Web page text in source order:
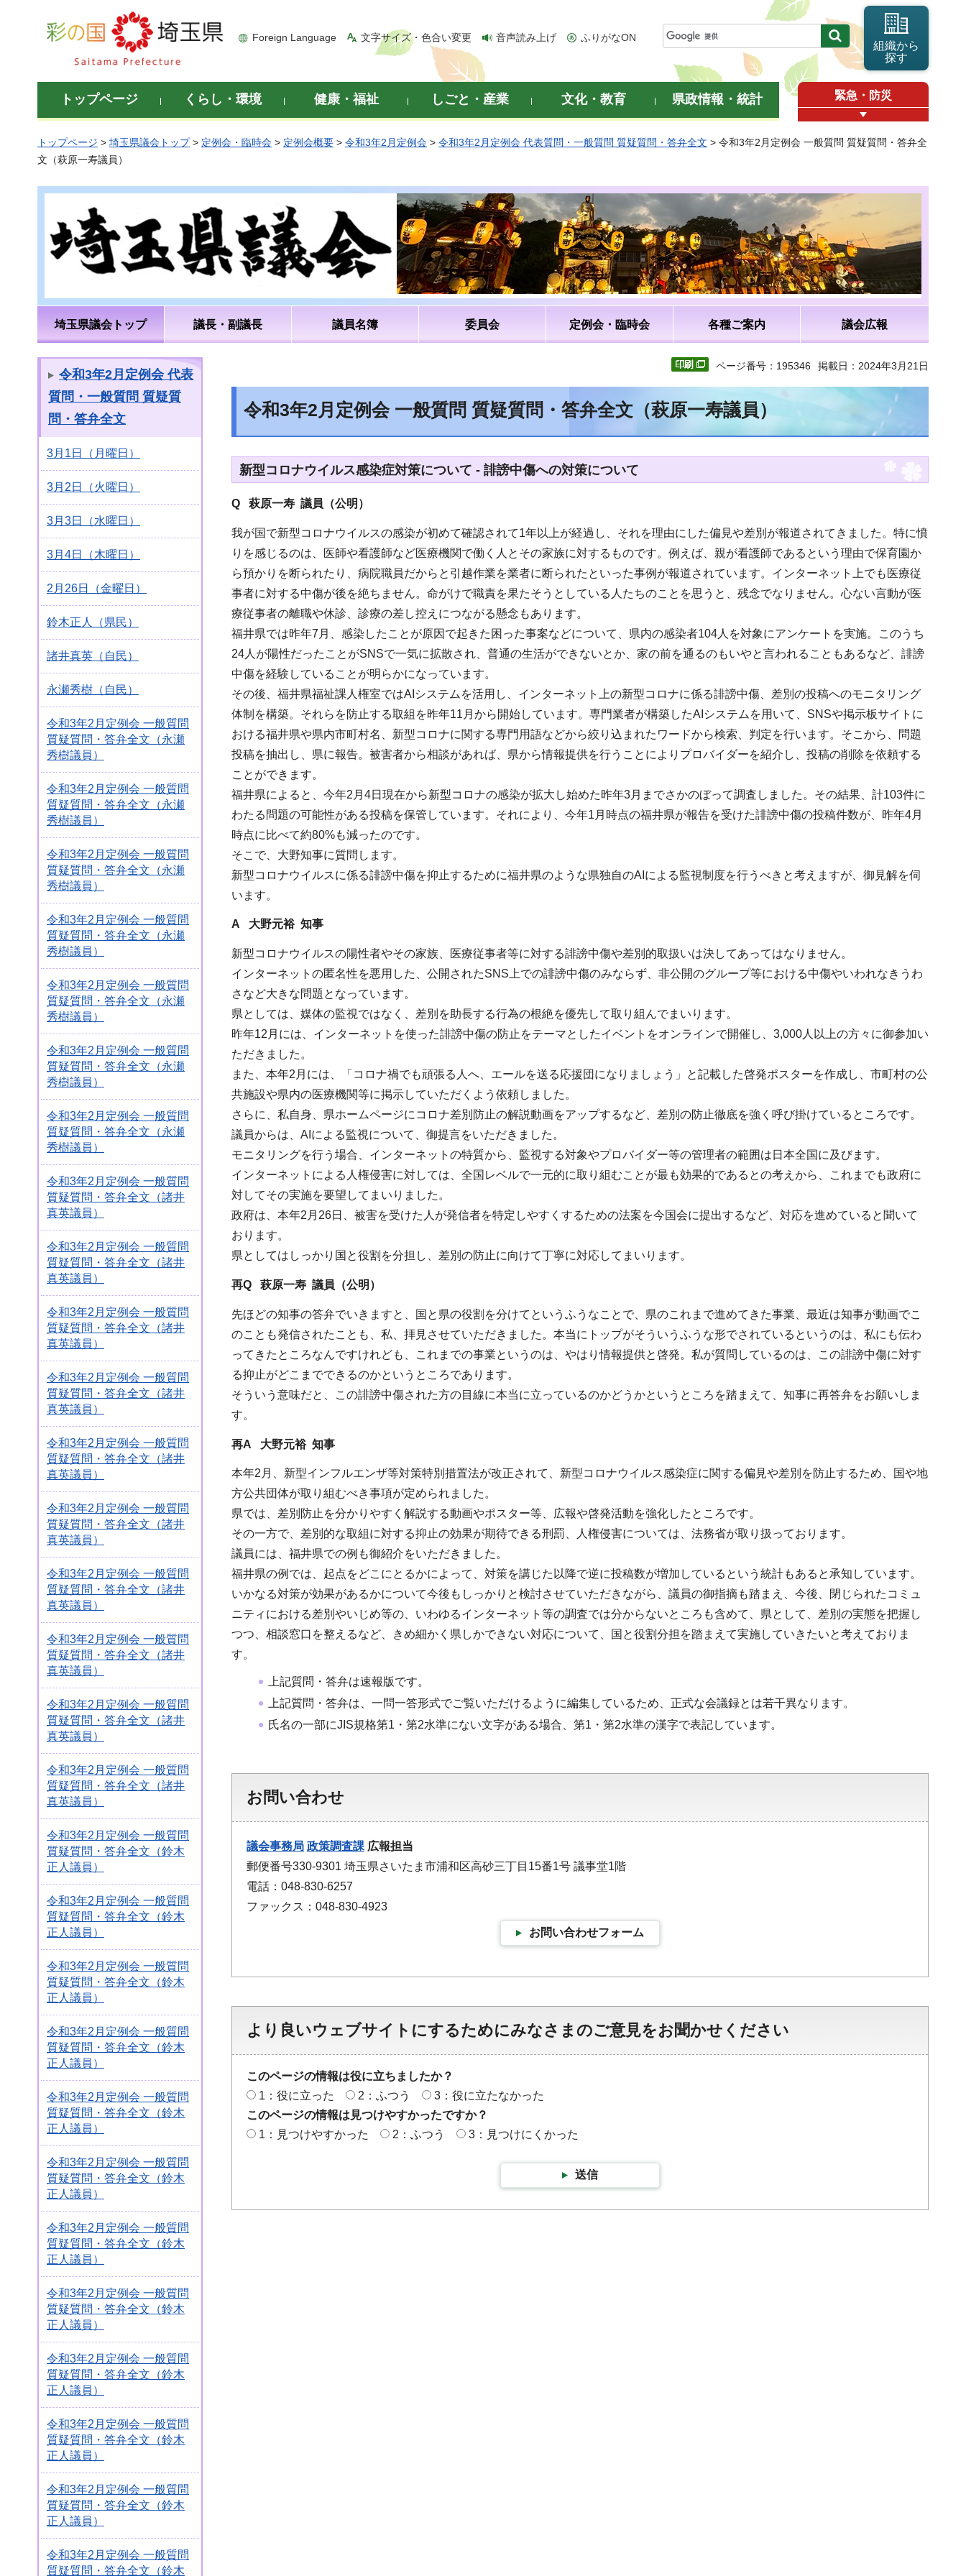
彩の国 埼玉県
Foreign Language 文字サイズ・色合い変更 音声読み上げ ふりがなON
組織から
探す
トップページ くらし・環境 健康・福祉 しごと・産業 文化・教育 県政情報・統計 緊急・防災
トップページ > 埼玉県議会トップ> 定例会・臨時会 > 定例会概要 > 令和3年2月定例会 > 令和3年2月定例会 代表質問・一般質問 質疑質問・答弁全文 > 令和3年2月定例会 一般質問 質疑質問・答弁全
文（萩原一寿議員）
埼玉県議会トップ 議長・副議長 議員名簿 委員会 定例会・臨時会 各種ご案内 議会広報
令和3年2月定例会 代表
質問・一般質問 質疑質
問・答弁全文
3月1日（月曜日）
3月2日（火曜日）
3月3日（水曜日）
3月4日（木曜日）
2月26日（金曜日）
鈴木正人（県民）
諸井真英（自民）
永瀬秀樹（自民）
令和3年2月定例会 一般質問
質疑質問・答弁全文（永瀬
秀樹議員）
令和3年2月定例会 一般質問
質疑質問・答弁全文（永瀬
秀樹議員）
令和3年2月定例会 一般質問
質疑質問・答弁全文（永瀬
秀樹議員）
令和3年2月定例会 一般質問
質疑質問・答弁全文（永瀬
秀樹議員）
令和3年2月定例会 一般質問
質疑質問・答弁全文（永瀬
秀樹議員）
令和3年2月定例会 一般質問
質疑質問・答弁全文（永瀬
秀樹議員）
令和3年2月定例会 一般質問
質疑質問・答弁全文（永瀬
秀樹議員）
令和3年2月定例会 一般質問
質疑質問・答弁全文（諸井
真英議員）
令和3年2月定例会 一般質問
質疑質問・答弁全文（諸井
真英議員）
令和3年2月定例会 一般質問
質疑質問・答弁全文（諸井
真英議員）
令和3年2月定例会 一般質問
質疑質問・答弁全文（諸井
真英議員）
令和3年2月定例会 一般質問
質疑質問・答弁全文（諸井
真英議員）
令和3年2月定例会 一般質問
質疑質問・答弁全文（諸井
真英議員）
令和3年2月定例会 一般質問
質疑質問・答弁全文（諸井
真英議員）
令和3年2月定例会 一般質問
質疑質問・答弁全文（諸井
真英議員）
令和3年2月定例会 一般質問
質疑質問・答弁全文（諸井
真英議員）
令和3年2月定例会 一般質問
質疑質問・答弁全文（諸井
真英議員）
令和3年2月定例会 一般質問
質疑質問・答弁全文（鈴木
正人議員）
令和3年2月定例会 一般質問
質疑質問・答弁全文（鈴木
正人議員）
令和3年2月定例会 一般質問
質疑質問・答弁全文（鈴木
正人議員）
令和3年2月定例会 一般質問
質疑質問・答弁全文（鈴木
正人議員）
令和3年2月定例会 一般質問
質疑質問・答弁全文（鈴木
正人議員）
令和3年2月定例会 一般質問
質疑質問・答弁全文（鈴木
正人議員）
令和3年2月定例会 一般質問
質疑質問・答弁全文（鈴木
正人議員）
令和3年2月定例会 一般質問
質疑質問・答弁全文（鈴木
正人議員）
令和3年2月定例会 一般質問
質疑質問・答弁全文（鈴木
正人議員）
令和3年2月定例会 一般質問
質疑質問・答弁全文（鈴木
正人議員）
令和3年2月定例会 一般質問
質疑質問・答弁全文（鈴木
正人議員）
令和3年2月定例会 一般質問
質疑質問・答弁全文（鈴木
ページ番号：195346 掲載日：2024年3月21日
令和3年2月定例会 一般質問 質疑質問・答弁全文（萩原一寿議員）
新型コロナウイルス感染症対策について - 誹謗中傷への対策について
Q 萩原一寿 議員（公明）
我が国で新型コロナウイルスの感染が初めて確認されて1年以上が経過し、それを理由にした偏見や差別が報道されてきました。特に憤
りを感じるのは、医師や看護師など医療機関で働く人とその家族に対するものです。例えば、親が看護師であるという理由で保育園か
ら預かりを断られたり、病院職員だからと引越作業を業者に断られたといった事例が報道されています。インターネット上でも医療従
事者に対する中傷が後を絶ちません。命がけで職責を果たそうとしている人たちのことを思うと、残念でなりません。心ない言動が医
療従事者の離職や休診、診療の差し控えにつながる懸念もあります。
福井県では昨年7月、感染したことが原因で起きた困った事案などについて、県内の感染者104人を対象にアンケートを実施。このうち
24人が陽性だったことがSNSで一気に拡散され、普通の生活ができないとか、家の前を通るのもいやと言われることもあるなど、誹謗
中傷を経験していることが明らかになっています。
その後、福井県福祉課人権室ではAIシステムを活用し、インターネット上の新型コロナに係る誹謗中傷、差別の投稿へのモニタリング
体制を構築。それらを防止する取組を昨年11月から開始しています。専門業者が構築したAIシステムを用いて、SNSや掲示板サイトに
おける福井県や県内市町村名、新型コロナに関する専門用語などから絞り込まれたワードから検索、判定を行います。そこから、問題
投稿を抽出し、県に報告。被害者から相談があれば、県から情報提供を行うことによりプロバイダーを紹介し、投稿の削除を依頼する
ことができます。
福井県によると、今年2月4日現在から新型コロナの感染が拡大し始めた昨年3月までさかのぼって調査しました。その結果、計103件に
わたる問題の可能性がある投稿を保管しています。それにより、今年1月時点の福井県が報告を受けた誹謗中傷の投稿件数が、昨年4月
時点に比べて約80%も減ったのです。
そこで、大野知事に質問します。
新型コロナウイルスに係る誹謗中傷を抑止するために福井県のような県独自のAIによる監視制度を行うべきと考えますが、御見解を伺
います。
A 大野元裕 知事
新型コロナウイルスの陽性者やその家族、医療従事者等に対する誹謗中傷や差別的取扱いは決してあってはなりません。
インターネットの匿名性を悪用した、公開されたSNS上での誹謗中傷のみならず、非公開のグループ等における中傷やいわれなきうわ
さなど大きな問題となっています。
県としては、媒体の監視ではなく、差別を助長する行為の根絶を優先して取り組んでまいります。
昨年12月には、インターネットを使った誹謗中傷の防止をテーマとしたイベントをオンラインで開催し、3,000人以上の方々に御参加い
ただきました。
また、本年2月には、「コロナ禍でも頑張る人へ、エールを送る応援団になりましょう」と記載した啓発ポスターを作成し、市町村の公
共施設や県内の医療機関等に掲示していただくよう依頼しました。
さらに、私自身、県ホームページにコロナ差別防止の解説動画をアップするなど、差別の防止徹底を強く呼び掛けているところです。
議員からは、AIによる監視について、御提言をいただきました。
モニタリングを行う場合、インターネットの特質から、監視する対象やプロバイダー等の管理者の範囲は日本全国に及びます。
インターネットによる人権侵害に対しては、全国レベルで一元的に取り組むことが最も効果的であるとの考えから、これまでも政府に
対してその実施を要望してまいりました。
政府は、本年2月26日、被害を受けた人が発信者を特定しやすくするための法案を今国会に提出するなど、対応を進めていると聞いて
おります。
県としてはしっかり国と役割を分担し、差別の防止に向けて丁寧に対応してまいります。
再Q 萩原一寿 議員（公明）
先ほどの知事の答弁でいきますと、国と県の役割を分けてというふうなことで、県のこれまで進めてきた事業、最近は知事が動画でこ
のことも発信されたことも、私、拝見させていただきました。本当にトップがそういうふうな形でされているというのは、私にも伝わ
ってきたところなんですけれども、これまでの事業というのは、やはり情報提供と啓発。私が質問しているのは、この誹謗中傷に対す
る抑止がどこまでできるのかというところであります。
そういう意味だと、この誹謗中傷された方の目線に本当に立っているのかどうかというところを踏まえて、知事に再答弁をお願いしま
す。
再A 大野元裕 知事
本年2月、新型インフルエンザ等対策特別措置法が改正されて、新型コロナウイルス感染症に関する偏見や差別を防止するため、国や地
方公共団体が取り組むべき事項が定められました。
県では、差別防止を分かりやすく解説する動画やポスター等、広報や啓発活動を強化したところです。
その一方で、差別的な取組に対する抑止の効果が期待できる刑罰、人権侵害については、法務省が取り扱っております。
議員には、福井県での例も御紹介をいただきました。
福井県の例では、起点をどこにとるかによって、対策を講じた以降で逆に投稿数が増加しているという統計もあると承知しています。
いかなる対策が効果があるかについて今後もしっかりと検討させていただきながら、議員の御指摘も踏まえ、今後、閉じられたコミュ
ニティにおける差別やいじめ等の、いわゆるインターネット等の調査では分からないところも含めて、県として、差別の実態を把握し
つつ、相談窓口を整えるなど、きめ細かく県しかできない対応について、国と役割分担を踏まえて実施していきたいと考えておりま
す。
上記質問・答弁は速報版です。
上記質問・答弁は、一問一答形式でご覧いただけるように編集しているため、正式な会議録とは若干異なります。
氏名の一部にJIS規格第1・第2水準にない文字がある場合、第1・第2水準の漢字で表記しています。
お問い合わせ
議会事務局 政策調査課 広報担当
郵便番号330-9301 埼玉県さいたま市浦和区高砂三丁目15番1号 議事堂1階
電話：048-830-6257
ファックス：048-830-4923
お問い合わせフォーム
より良いウェブサイトにするためにみなさまのご意見をお聞かせください
このページの情報は役に立ちましたか？
1：役に立った
2：ふつう
3：役に立たなかった
このページの情報は見つけやすかったですか？
1：見つけやすかった
2：ふつう 3：見つけにくかった
送信